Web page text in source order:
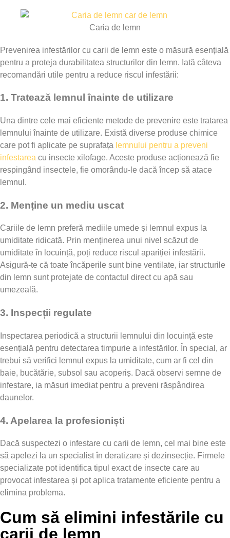
Caria de lemn
Prevenirea infestărilor cu carii de lemn este o măsură esențială
pentru a proteja durabilitatea structurilor din lemn. Iată câteva
recomandări utile pentru a reduce riscul infestării:
1. Tratează lemnul înainte de utilizare
Una dintre cele mai eficiente metode de prevenire este tratarea
lemnului înainte de utilizare. Există diverse produse chimice
care pot fi aplicate pe suprafața lemnului pentru a preveni
infestarea cu insecte xilofage. Aceste produse acționează fie
respingând insectele, fie omorându-le dacă încep să atace
lemnul.
2. Menține un mediu uscat
Cariile de lemn preferă mediile umede și lemnul expus la
umiditate ridicată. Prin menținerea unui nivel scăzut de
umiditate în locuință, poți reduce riscul apariției infestării.
Asigură-te că toate încăperile sunt bine ventilate, iar structurile
din lemn sunt protejate de contactul direct cu apă sau
umezeală.
3. Inspecții regulate
Inspectarea periodică a structurii lemnului din locuință este
esențială pentru detectarea timpurie a infestărilor. În special, ar
trebui să verifici lemnul expus la umiditate, cum ar fi cel din
baie, bucătărie, subsol sau acoperiș. Dacă observi semne de
infestare, ia măsuri imediat pentru a preveni răspândirea
daunelor.
4. Apelarea la profesioniști
Dacă suspectezi o infestare cu carii de lemn, cel mai bine este
să apelezi la un specialist în deratizare și dezinsecție. Firmele
specializate pot identifica tipul exact de insecte care au
provocat infestarea și pot aplica tratamente eficiente pentru a
elimina problema.
Cum să elimini infestările cu
carii de lemn